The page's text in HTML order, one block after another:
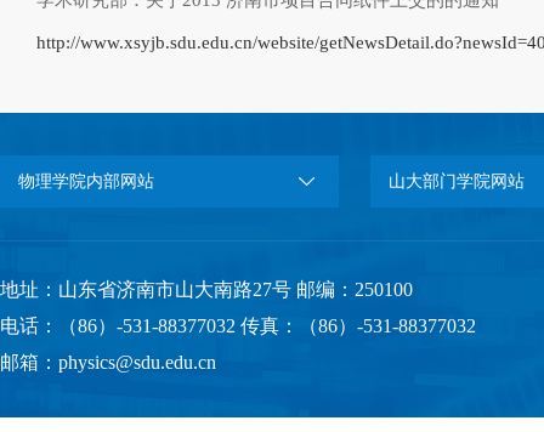
http://www.xsyjb.sdu.edu.cn/website/
物理学院内部网站 山大部门学院网站
地址：山东省济南市山大南路27号 邮编：250100
电话：（86）-531-88377032 传真：（86）-531-88377032
邮箱：physics@sdu.edu.cn